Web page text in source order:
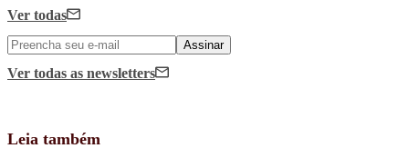
Ver todas
Assinar
Ver todas as newsletters
Leia também